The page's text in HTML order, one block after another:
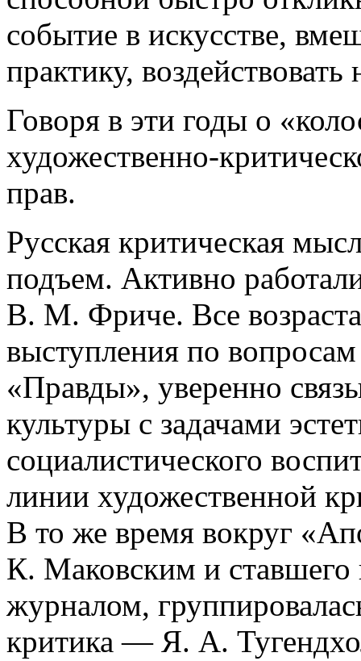
событие в искусстве,
практику, воздействовать
Говоря в эти годы о
художественно-
прав.
Русская критическая
подъем. Активно
В. М. Фриче. Все
выступления по
«Правды», уверенно
культуры с задачами
социалистического
линии художественной
В то же время вокруг
К. Маковским и
журналом,
критика — Я. А.